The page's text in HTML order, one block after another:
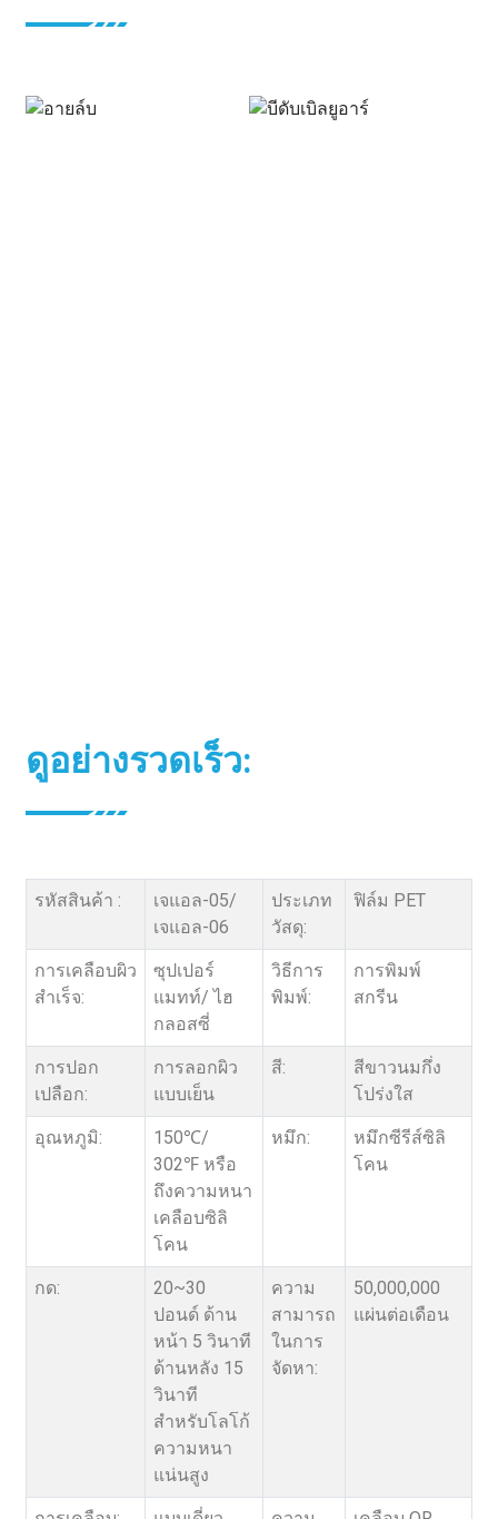
ดูอย่างรวดเร็ว:
รหัสสินค้า :
เจแอล-05/
เจแอล-06
ประเภท
วัสดุ:
ฟิล์ม PET
การเคลือบผิว
สำเร็จ:
ซุปเปอร์
แมทท์/ ไฮ
กลอสซี่
วิธีการ
พิมพ์:
การพิมพ์
สกรีน
การปอก
เปลือก:
การลอกผิว
แบบเย็น
สี:
สีขาวนมกึ่ง
โปร่งใส
อุณหภูมิ:
150℃/
302℉ หรือ
ถึงความหนา
เคลือบซิลิ
โคน
หมึก:
หมึกซีรีส์ซิลิ
โคน
กด:
20~30
ปอนด์ ด้าน
หน้า 5 วินาที
ด้านหลัง 15
วินาที
สำหรับโลโก้
ความหนา
แน่นสูง
ความ
สามารถ
ในการ
จัดหา:
50,000,000
แผ่นต่อเดือน